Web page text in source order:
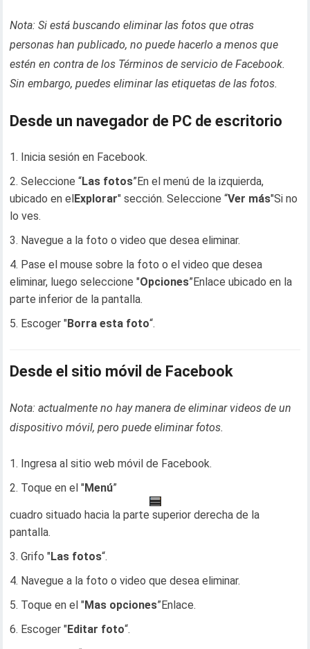
Nota: Si está buscando eliminar las fotos que otras
personas han publicado, no puede hacerlo a menos que
estén en contra de los Términos de servicio de Facebook.
Sin embargo, puedes eliminar las etiquetas de las fotos.
Desde un navegador de PC de escritorio
Inicia sesión en Facebook.
Seleccione “Las fotos”En el menú de la izquierda,
ubicado en elExplorar" sección. Seleccione “Ver más"Si no
lo ves.
Navegue a la foto o video que desea eliminar.
Pase el mouse sobre la foto o el video que desea
eliminar, luego seleccione "Opciones”Enlace ubicado en la
parte inferior de la pantalla.
Escoger "Borra esta foto“.
Desde el sitio móvil de Facebook
Nota: actualmente no hay manera de eliminar videos de un
dispositivo móvil, pero puede eliminar fotos.
Ingresa al sitio web móvil de Facebook.
Toque en el "Menú”
cuadro situado hacia la parte superior derecha de la
pantalla.
Grifo "Las fotos“.
Navegue a la foto o video que desea eliminar.
Toque en el "Mas opciones”Enlace.
Escoger "Editar foto“.